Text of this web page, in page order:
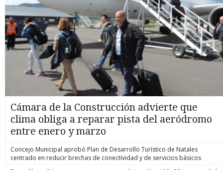
Cámara de la Construcción advierte que
clima obliga a reparar pista del aeródromo
entre enero y marzo
Concejo Municipal aprobó Plan de Desarrollo Turístico de Natales
centrado en reducir brechas de conectividad y de servicios básicos